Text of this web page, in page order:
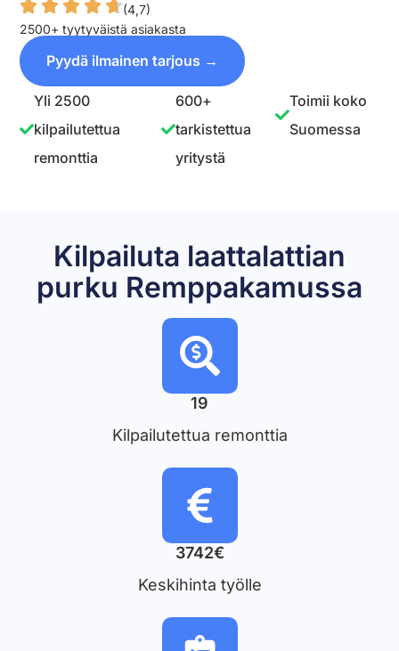
(4,7)
2500+ tyytyväistä asiakasta
Pyydä ilmainen tarjous →
Yli 2500
kilpailutettua
remonttia
600+
tarkistettua
yritystä
Toimii koko
Suomessa
Kilpailuta laattalattian
purku Remppakamussa
19
Kilpailutettua remonttia
3742€
Keskihinta työlle